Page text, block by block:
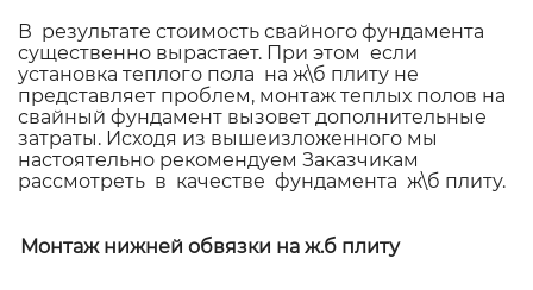
В результате стоимость свайного фундамента
существенно вырастает. При этом если
установка теплого пола на ж\б плиту не
представляет проблем, монтаж теплых полов на
свайный фундамент вызовет дополнительные
затраты. Исходя из вышеизложенного мы
настоятельно рекомендуем Заказчикам
рассмотреть в качестве фундамента ж\б плиту.
Монтаж нижней обвязки на ж.б плиту